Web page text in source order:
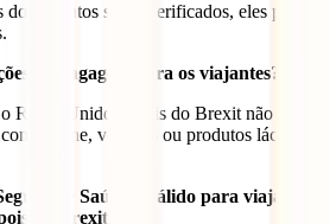
documentos serão verificados, eles podem
de bagagem para os viajantes?
o Reino Unido depois do Brexit não
carne, vegetais ou produtos lácteos
de Saúde é válido para viajar
do Brexit?